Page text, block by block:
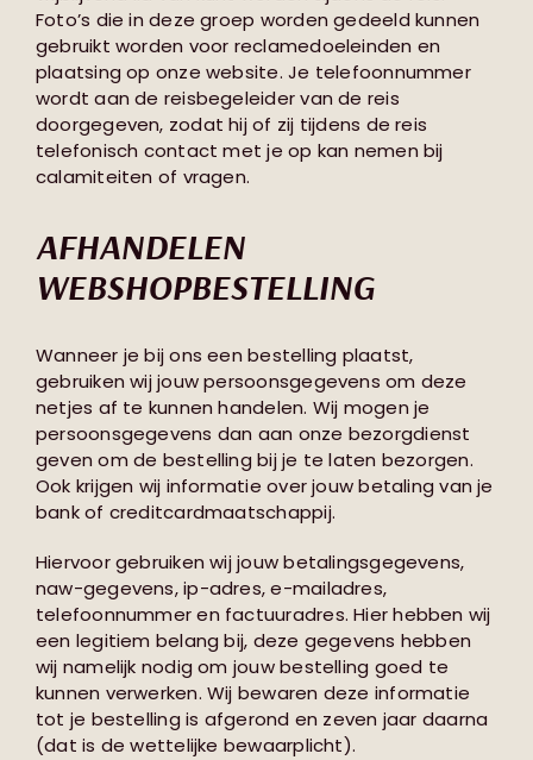
Foto’s die in deze groep worden gedeeld kunnen
gebruikt worden voor reclamedoeleinden en
plaatsing op onze website. Je telefoonnummer
wordt aan de reisbegeleider van de reis
doorgegeven, zodat hij of zij tijdens de reis
telefonisch contact met je op kan nemen bij
calamiteiten of vragen.
AFHANDELEN
WEBSHOPBESTELLING
Wanneer je bij ons een bestelling plaatst,
gebruiken wij jouw persoonsgegevens om deze
netjes af te kunnen handelen. Wij mogen je
persoonsgegevens dan aan onze bezorgdienst
geven om de bestelling bij je te laten bezorgen.
Ook krijgen wij informatie over jouw betaling van je
bank of creditcardmaatschappij.
Hiervoor gebruiken wij jouw betalingsgegevens,
naw-gegevens, ip-adres, e-mailadres,
telefoonnummer en factuuradres. Hier hebben wij
een legitiem belang bij, deze gegevens hebben
wij namelijk nodig om jouw bestelling goed te
kunnen verwerken. Wij bewaren deze informatie
tot je bestelling is afgerond en zeven jaar daarna
(dat is de wettelijke bewaarplicht).